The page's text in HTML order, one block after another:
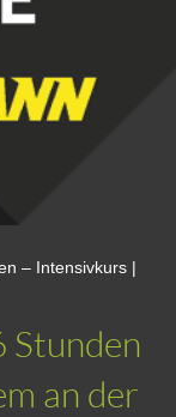
– Intensivkurs |
Stunden
an der